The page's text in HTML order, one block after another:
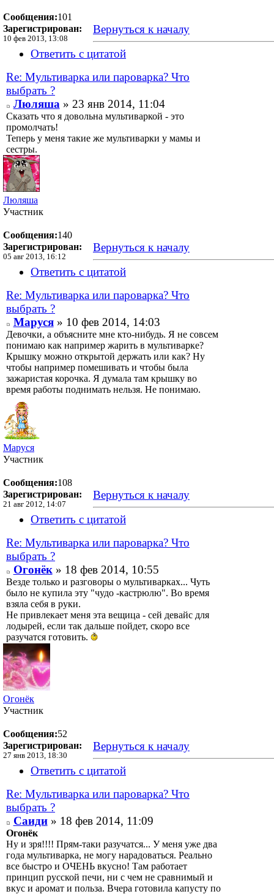
Сообщения:101
Зарегистрирован:
10 фев 2013, 13:08
Вернуться к началу
Ответить с цитатой
Re: Мультиварка или пароварка? Что
выбрать ?
Люляша» 23 янв 2014, 11:04
Сказать что я довольна мультиваркой - это
промолчать!
Теперь у меня такие же мультиварки у мамы и
сестры.
Люляша
Участник
Сообщения:140
Зарегистрирован:
05 авг 2013, 16:12
Вернуться к началу
Ответить с цитатой
Re: Мультиварка или пароварка? Что
выбрать ?
Маруся» 10 фев 2014, 14:03
Девочки, а объясните мне кто-нибудь. Я не совсем
понимаю как например жарить в мультиварке?
Крышку можно открытой держать или как? Ну
чтобы например помешивать и чтобы была
зажаристая корочка. Я думала там крышку во
время работы поднимать нельзя. Не понимаю.
Маруся
Участник
Сообщения:108
Зарегистрирован:
21 авг 2012, 14:07
Вернуться к началу
Ответить с цитатой
Re: Мультиварка или пароварка? Что
выбрать ?
Огонёк» 18 фев 2014, 10:55
Везде только и разговоры о мультиварках... Чуть
было не купила эту "чудо -кастрюлю". Во время
взяла себя в руки.
Не привлекает меня эта вещица - сей девайс для
лодырей, если так дальше пойдет, скоро все
разучатся готовить.
Огонёк
Участник
Сообщения:52
Зарегистрирован:
27 янв 2013, 18:30
Вернуться к началу
Ответить с цитатой
Re: Мультиварка или пароварка? Что
выбрать ?
Саиди» 18 фев 2014, 11:09
Огонёк
Ну и зря!!!! Прям-таки разучатся... У меня уже два
года мультиварка, не могу нарадоваться. Реально
все быстро и ОЧЕНЬ вкусно! Там работает
принцип русской печи, ни с чем не сравнимый и
вкус и аромат и польза. Вчера готовила капусту по